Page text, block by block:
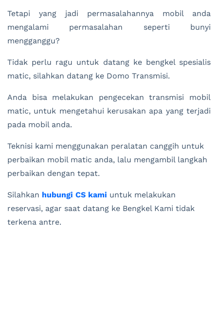
Tetapi yang jadi permasalahannya mobil anda
mengalami permasalahan seperti bunyi
mengganggu?
Tidak perlu ragu untuk datang ke bengkel spesialis
matic, silahkan datang ke Domo Transmisi.
Anda bisa melakukan pengecekan transmisi mobil
matic, untuk mengetahui kerusakan apa yang terjadi
pada mobil anda.
Teknisi kami menggunakan peralatan canggih untuk
perbaikan mobil matic anda, lalu mengambil langkah
perbaikan dengan tepat.
Silahkan hubungi CS kami untuk melakukan
reservasi, agar saat datang ke Bengkel Kami tidak
terkena antre.